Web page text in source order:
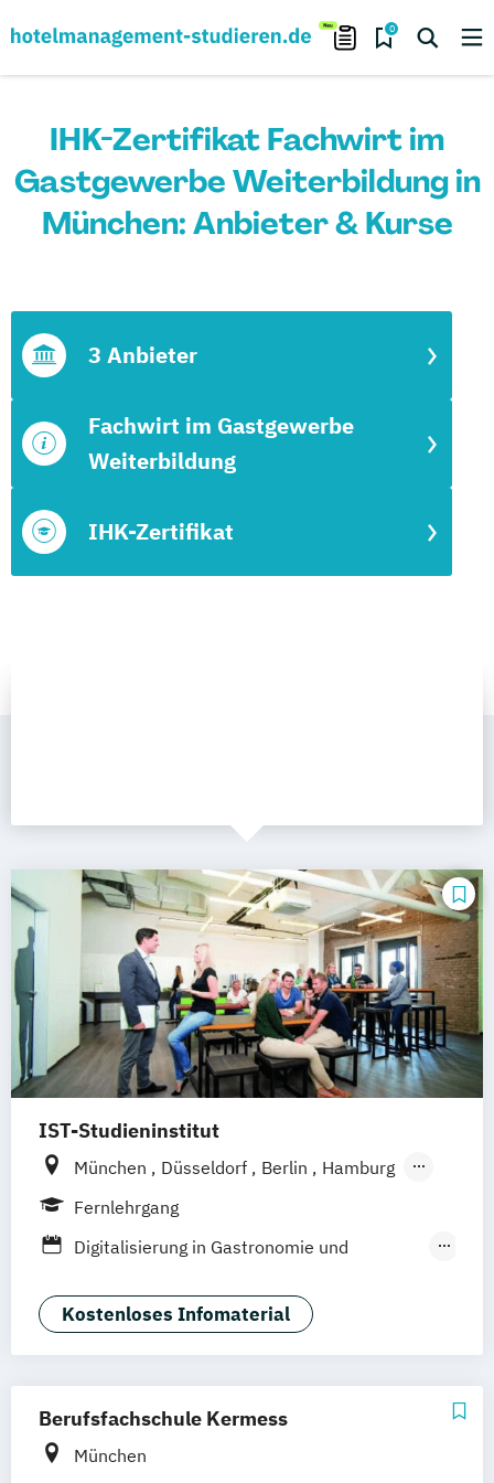
0
IHK-Zertifikat Fachwirt im
Gastgewerbe Weiterbildung in
München: Anbieter & Kurse
IHK-Zertifikat
Fachwirt im Gastgewerbe
Weiterbildung
3 Anbieter
IST-Studieninstitut
München Düsseldorf Berlin
Hamburg
Weil am Rhein
Fernlehrgang
Digitalisierung in Gastronomie und
F&B Manager:in
Fachwirt:in im Gastgewerbe (IHK)
Geprüfte:r Küchenmeister:in (IHK)
Gesundheit und Nachhaltigkeit in der
Kostenloses Infomaterial
Berufsfachschule Kermess
München